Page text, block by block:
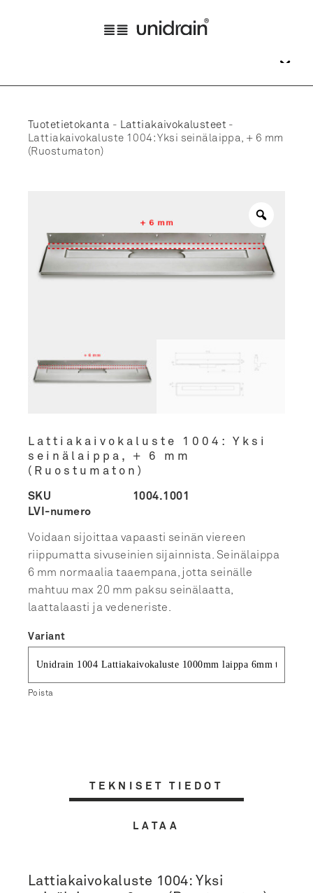
Tuotetietokanta - Lattiakaivokalusteet -
Lattiakaivokaluste 1004: Yksi seinälaippa, + 6 mm
(Ruostumaton)
Lattiakaivokaluste 1004: Yksi
seinälaippa, + 6 mm
(Ruostumaton)
SKU
1004.1001
LVI-numero
Voidaan sijoittaa vapaasti seinän viereen
riippumatta sivuseinien sijainnista. Seinälaippa
6 mm normaalia taaempana, jotta seinälle
mahtuu max 20 mm paksu seinälaatta,
laattalaasti ja vedeneriste.
Variant
Poista
TEKNISET TIEDOT
LATAA
Lattiakaivokaluste 1004: Yksi